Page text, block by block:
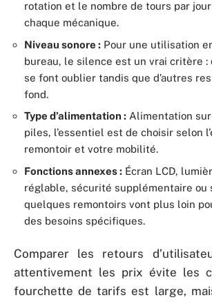
rotation et le nombre de tours par
chaque mécanique.
Niveau sonore : Pour une utilisation
bureau, le silence est un vrai critère :
se font oublier tandis que d’autres
fond.
Type d’alimentation : Alimentation
piles, l’essentiel est de choisir selon
remontoir et votre mobilité.
Fonctions annexes : Écran LCD,
réglable, sécurité supplémentaire ou
quelques remontoirs vont plus loin
des besoins spécifiques.
Comparer les retours
attentivement les prix évite les
fourchette de tarifs est large,